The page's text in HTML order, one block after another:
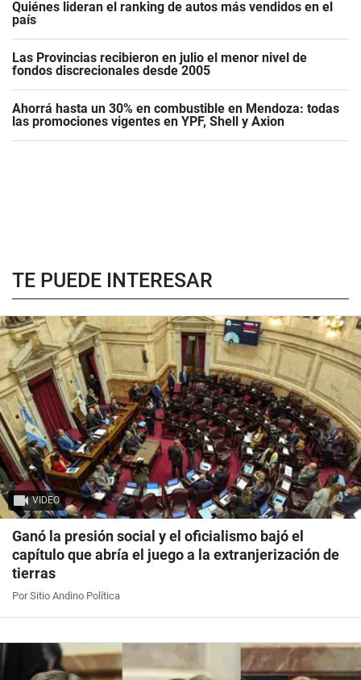
Quiénes lideran el ranking de autos más vendidos en el
país
Las Provincias recibieron en julio el menor nivel de
fondos discrecionales desde 2005
Ahorrá hasta un 30% en combustible en Mendoza: todas
las promociones vigentes en YPF, Shell y Axion
TE PUEDE INTERESAR
VIDEO
Ganó la presión social y el oficialismo bajó el
capítulo que abría el juego a la extranjerización de
tierras
Por Sitio Andino Política